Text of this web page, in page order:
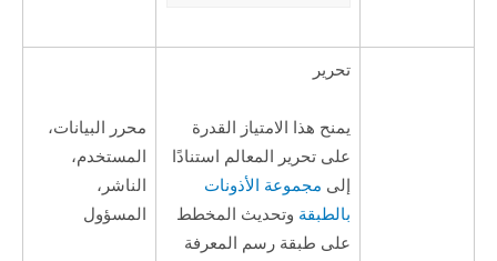
تحرير
يمنح هذا الامتياز القدرة
على تحرير المعالم استنادًا
إلى مجموعة الأذونات
بالطبقة وتحديث المخطط
على طبقة رسم المعرفة
محرر البيانات،
المستخدم،
الناشر،
المسؤول